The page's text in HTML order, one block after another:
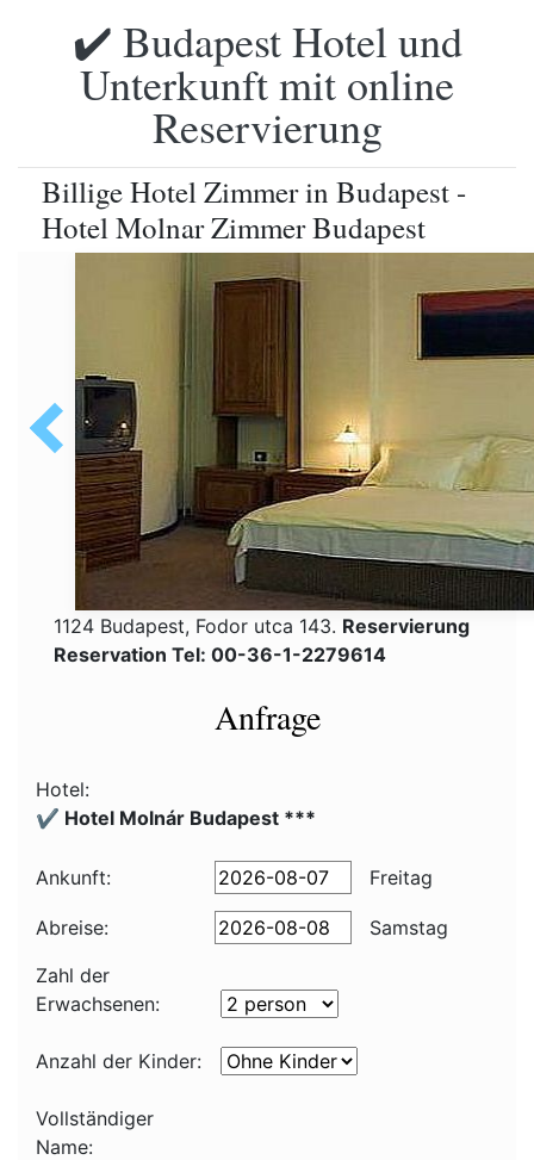
✔️ Budapest Hotel und
Unterkunft mit online
Reservierung
Billige Hotel Zimmer in Budapest -
Hotel Molnar Zimmer Budapest
1124 Budapest, Fodor utca 143. Reservierung
Reservation Tel: 00-36-1-2279614
Anfrage
Hotel:
✔️ Hotel Molnár Budapest ***
Ankunft: Freitag
Abreise:
Samstag
Zahl der
Erwachsenen:
Anzahl der Kinder:
Vollständiger
Name: